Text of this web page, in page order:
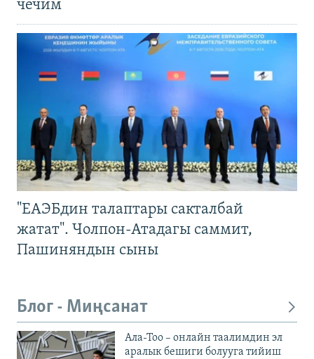
чечим
"ЕАЭБдин талаптары сакталбай
жатат". Чолпон-Атадагы саммит,
Пашиняндын сыны
Блог - Миңсанат
Ала-Тоо – онлайн таалимдин эл
аралык бешиги болууга тийиш